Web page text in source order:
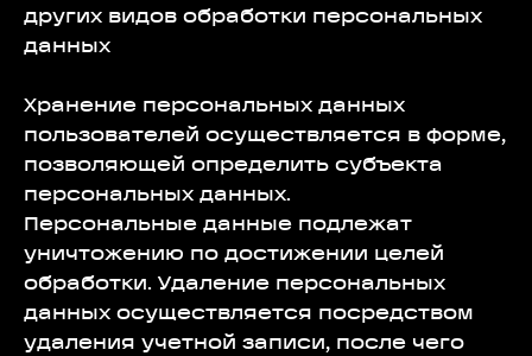
других видов обработки персональных
данных
Хранение персональных данных
пользователей осуществляется в форме,
позволяющей определить субъекта
персональных данных.
Персональные данные подлежат
уничтожению по достижении целей
обработки. Удаление персональных
данных осуществляется посредством
удаления учетной записи, после чего